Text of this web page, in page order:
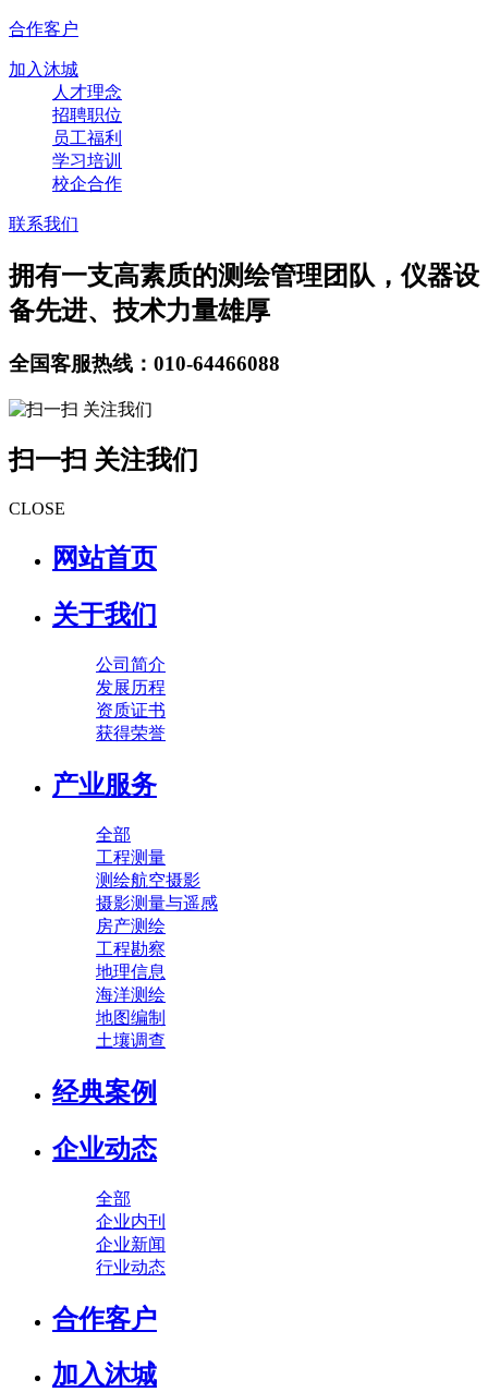
合作客户
加入沐城
人才理念
招聘职位
员工福利
学习培训
校企合作
联系我们
拥有一支高素质的测绘管理团队，仪器设
备先进、技术力量雄厚
全国客服热线：010-64466088
扫一扫 关注我们
CLOSE
网站首页
关于我们
公司简介
发展历程
资质证书
获得荣誉
产业服务
全部
工程测量
测绘航空摄影
摄影测量与遥感
房产测绘
工程勘察
地理信息
海洋测绘
地图编制
土壤调查
经典案例
企业动态
全部
企业内刊
企业新闻
行业动态
合作客户
加入沐城